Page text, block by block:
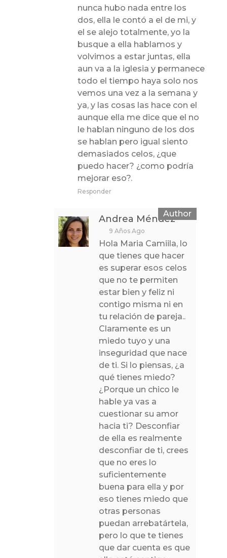
nunca hubo nada entre los
dos, ella le contó a el de mi, y
el se alejo totalmente, yo la
busque a ella hablamos y
volvimos a estar juntas, ella
aun va a la iglesia y permanece
todo el tiempo haya solo nos
vemos una vez a la semana y
ya, y las cosas las hace con el
aunque ella me dice que el no
le hablan ninguno de los dos
se hablan pero igual siento
demasiados celos, ¿que
puedo hacer? ¿como podría
mejorar eso?.
Responder
Andrea Méndez
9 Años Ago
Hola Maria Camiila, lo
que tienes que hacer
es superar esos celos
que no te permiten
estar bien y feliz ni
contigo misma ni en
tu relación de pareja..
Claramente es un
miedo tuyo y una
inseguridad que nace
de ti. Si lo piensas, ¿a
qué tienes miedo?
¿Porque un chico le
hable ya vas a
cuestionar su amor
hacia ti? Desconfiar
de ella es realmente
desconfiar de ti, crees
que no eres lo
suficientemente
buena para ella y por
eso tienes miedo que
otras personas
puedan arrebatártela,
pero lo que te tienes
que dar cuenta es que